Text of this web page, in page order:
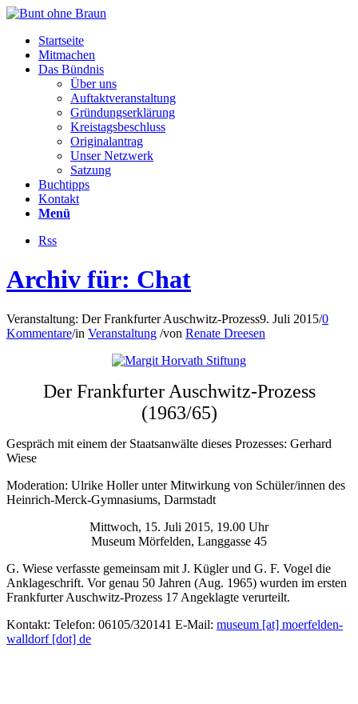
Startseite
Mitmachen
Das Bündnis
Über uns
Auftaktveranstaltung
Gründungserklärung
Kreistagsbeschluss
Originalantrag
Unser Netzwerk
Satzung
Buchtipps
Kontakt
Menü
Rss
Archiv für: Chat
Veranstaltung: Der Frankfurter Auschwitz-Prozess9. Juli 2015/0
Kommentare/in Veranstaltung /von Renate Dreesen
Der Frankfurter Auschwitz-Prozess
(1963/65)
Gespräch mit einem der Staatsanwälte dieses Prozesses: Gerhard
Wiese
Moderation: Ulrike Holler unter Mitwirkung von Schüler/innen des
Heinrich-Merck-Gymnasiums, Darmstadt
Mittwoch, 15. Juli 2015, 19.00 Uhr
Museum Mörfelden, Langgasse 45
G. Wiese verfasste gemeinsam mit J. Kügler und G. F. Vogel die
Anklageschrift. Vor genau 50 Jahren (Aug. 1965) wurden im ersten
Frankfurter Auschwitz-Prozess 17 Angeklagte verurteilt.
Kontakt: Telefon: 06105/320141 E-Mail: museum [at] moerfelden-
walldorf [dot] de